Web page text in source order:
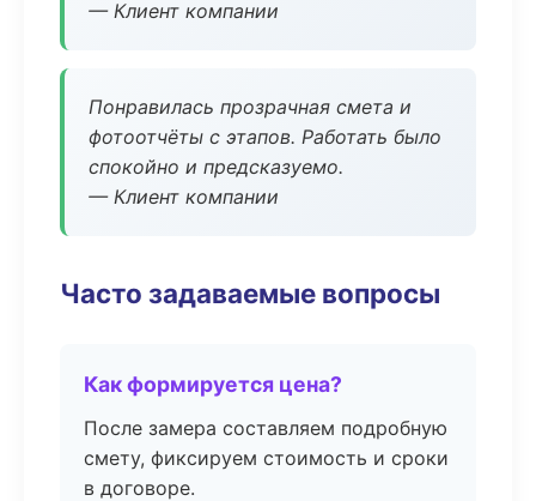
— Клиент компании
Понравилась прозрачная смета и
фотоотчёты с этапов. Работать было
спокойно и предсказуемо.
— Клиент компании
Часто задаваемые вопросы
Как формируется цена?
После замера составляем подробную
смету, фиксируем стоимость и сроки
в договоре.